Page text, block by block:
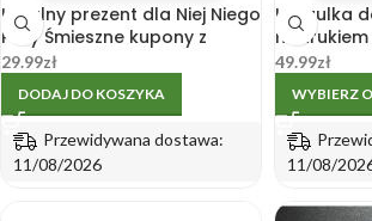
Idealny prezent dla Niej Niego
Pary Śmieszne kupony z
nadrukiem
29.99zł
DODAJ DO KOSZYKA
Przewidywana dostawa:
11/08/2026
Koszulka
nadrukiem
idealny
49.99zł
WYBIERZ
11/08/